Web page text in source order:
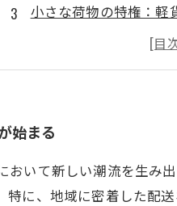
小さな荷物の特権：軽
顧客の信頼を集める軽
コスト削減と品質維持
未来を見据えた軽貨物
始まる
いて新しい潮流を生み
に、地域に密着した配